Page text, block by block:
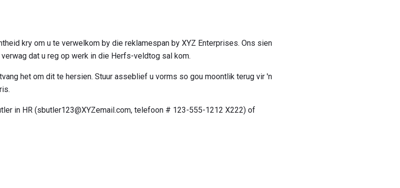
kry om u te verwelkom by die reklamespan by XYZ Enterprises. Ons sien
dat u reg op werk in die Herfs-veldtog sal kom.
het om dit te hersien. Stuur asseblief u vorms so gou moontlik terug vir 'n
in HR (sbutler123@XYZemail.com, telefoon # 123-555-1212 X222) of